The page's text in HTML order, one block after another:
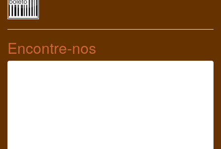
Encontre-nos